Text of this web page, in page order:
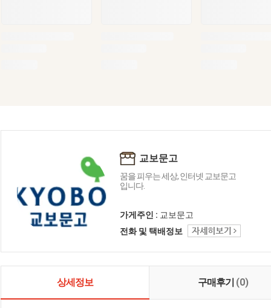
교보문고
꿈을 피우는 세상, 인터넷 교보문고
입니다.
가게주인 : 교보문고
전화 및 택배정보
상세정보 구매후기 (0)